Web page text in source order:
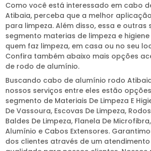
Como você está interessado em cabo
Atibaia, perceba que a melhor
para limpeza. Além disso, essa e outras
segmento materias de limpeza e
quem faz limpeza, em casa ou no seu
Confira também abaixo mais opções
de rodo de alumínio.
Buscando cabo de alumínio rodo
nossos serviços entre eles estão
segmento de Materiais De Limpeza E
De Vassoura, Escovas De Limpeza,
Baldes De Limpeza, Flanela De
Alumínio e Cabos Extensores.
dos clientes através de um